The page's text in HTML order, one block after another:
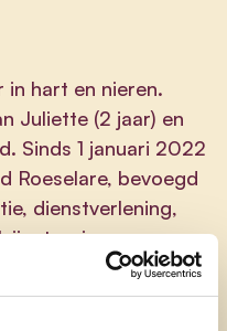
in hart en nieren.
Juliette (2 jaar) en
Sinds 1 januari 2022
Roeselare, bevoegd
dienstverlening,
toerisme en
mensen ligt me
jaren was ik